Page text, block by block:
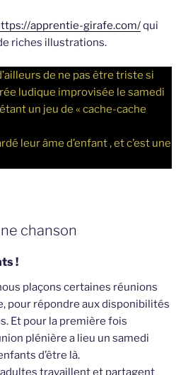
apprentie-girafe.com/qui
riches illustrations.
de ne pas être triste si
ludique improvisée le samedi
un jeu de « cache-cache
leur âme d’enfant , et c’est une
chanson
!
plaçons certaines réunions
pour répondre aux disponibilités
Et pour la première fois
plénière a lieu un samedi
d’être là.
travaillent et partagent